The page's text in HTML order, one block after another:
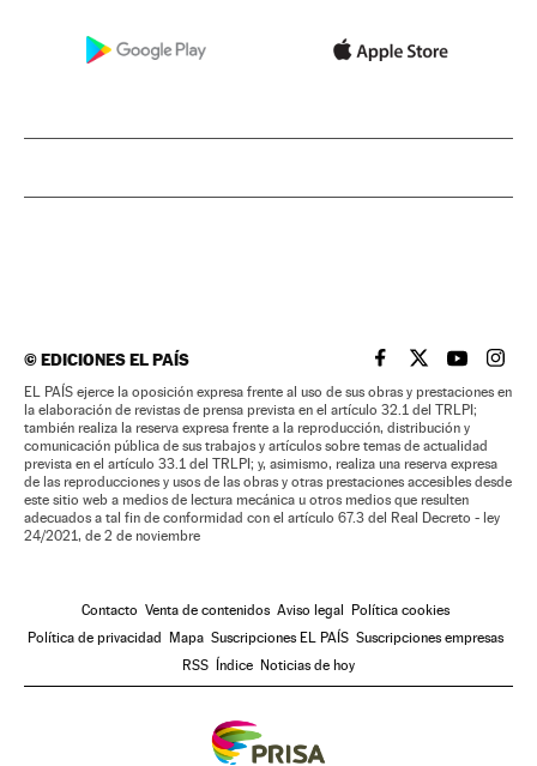
©EDICIONES EL PAÍS EL PAÍS BRASIL EN
EL PAÍSEL PAÍS
EL
EL PAÍS ejerce la oposición expresa frente al uso de sus obras y prestaciones en
la elaboración de revistas de prensa prevista en el artículo 32.1 del TRLPI;
también realiza la reserva expresa frente a la reproducción, distribución y
comunicación pública de sus trabajos y artículos sobre temas de actualidad
prevista en el artículo 33.1 del TRLPI; y, asimismo, realiza una reserva expresa
de las reproducciones y usos de las obras y otras prestaciones accesibles desde
este sitio web a medios de lectura mecánica u otros medios que resulten
adecuados a tal fin de conformidad con el artículo 67.3 del Real Decreto - ley
24/2021, de 2 de noviembre
Contacto Venta de contenidos Aviso legal
Política cookies
Política de privacidad
Mapa Suscripciones EL PAÍS Suscripciones empresas
RSS
Índice Noticias de hoy